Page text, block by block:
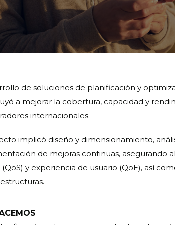
de soluciones de planificación y
a mejorar la cobertura, capacidad y
internacionales.
implicó diseño y dimensionamiento,
de mejoras continuas, asegurando
(QoS) y experiencia de usuario (QoE), así